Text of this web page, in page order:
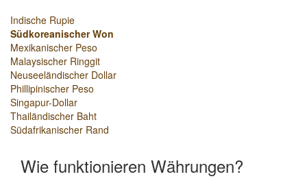
Indische Rupie
Südkoreanischer Won
Mexikanischer Peso
Malaysischer Ringgit
Neuseeländischer Dollar
Phillipinischer Peso
Singapur-Dollar
Thailändischer Baht
Südafrikanischer Rand
Wie funktionieren Währungen?